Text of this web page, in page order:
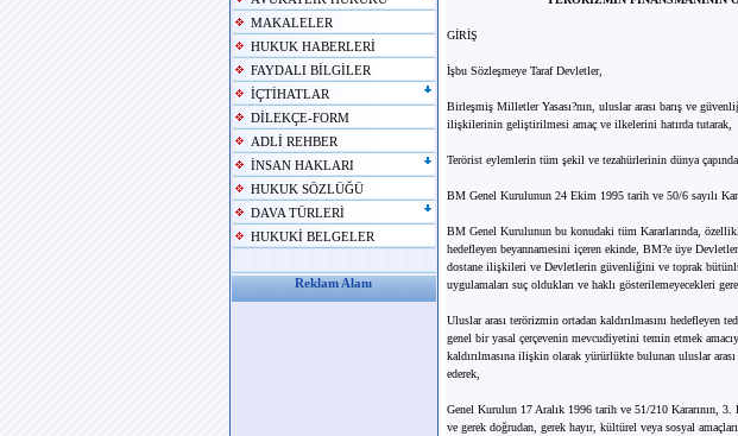
MAKALELER
HUKUK HABERLERİ
FAYDALI BİLGİLER
İÇTİHATLAR
DİLEKÇE-FORM
ADLİ REHBER
İNSAN HAKLARI
HUKUK SÖZLÜĞÜ
DAVA TÜRLERİ
HUKUKİ BELGELER
Reklam Alanı
GİRİŞ
İşbu Sözleşmeye Taraf Devletler,
Birleşmiş Milletler Yasası?nın, uluslar arası barış ve
ilişkilerinin geliştirilmesi amaç ve ilkelerini hatırda tutarak,
Terörist eylemlerin tüm şekil ve tezahürlerinin dünya
BM Genel Kurulunun 24 Ekim 1995 tarih ve 50/6 sayılı
BM Genel Kurulunun bu konudaki tüm Kararlarında,
hedefleyen beyannamesini içeren ekinde, BM?e üye
dostane ilişkileri ve Devletlerin güvenliğini ve toprak
uygulamaları suç oldukları ve haklı gösterilemeyecekleri
Uluslar arası terörizmin ortadan kaldırılmasını hedefleyen
genel bir yasal çerçevenin mevcudiyetini temin etmek
kaldırılmasına ilişkin olarak yürürlükte bulunan uluslar
ederek,
Genel Kurulun 17 Aralık 1996 tarih ve 51/210 Kararının,
ve gerek doğrudan, gerek hayır, kültürel veya sosyal